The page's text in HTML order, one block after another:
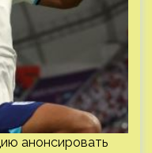
анонсировать